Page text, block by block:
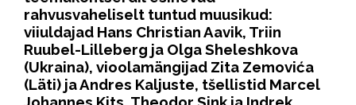
rahvusvaheliselt tuntud muusikud:
viiuldajad Hans Christian Aavik, Triin
Ruubel-Lilleberg ja Olga Sheleshkova
(Ukraina), vioolamängijad Zita Zemovića
(Läti) ja Andres Kaljuste, tšellistid Marcel